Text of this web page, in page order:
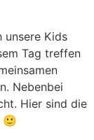
unsere Kids
Tag treffen
Nebenbei
Hier sind die
🙂